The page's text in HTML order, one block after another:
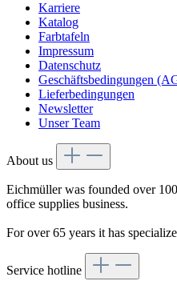
Karriere
Katalog
Farbtafeln
Impressum
Datenschutz
Geschäftsbedingungen
Lieferbedingungen
Newsletter
Unser Team
About us
Eichmüller was founded over
office supplies business.
For over 65 years it has
Service hotline